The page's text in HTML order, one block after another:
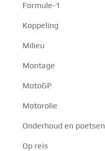
Formule-1
Koppeling
Milieu
Montage
MotoGP
Motorolie
Onderhoud en poetsen
Op reis